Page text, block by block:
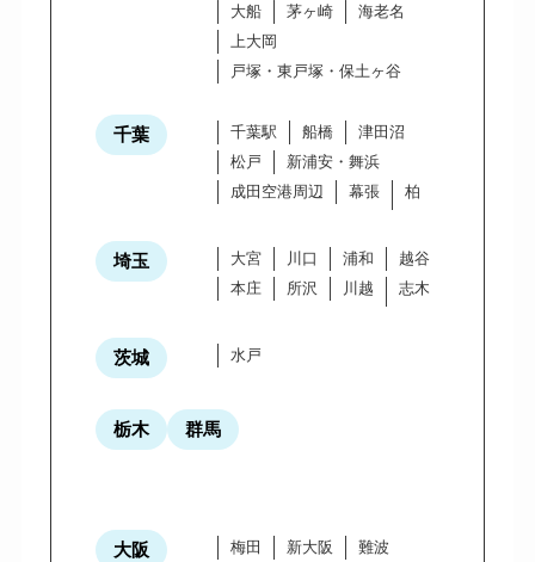
大船
茅ヶ崎
海老名
上大岡
戸塚・東戸塚・保土ヶ谷
千葉 千葉駅 船橋
津田沼
松戸
新浦安・舞浜
成田空港周辺
幕張 柏
埼玉 大宮 川口 浦和
越谷
本庄
所沢 川越 志木
茨城 水戸
栃木 群馬
大阪 梅田 新大阪
難波